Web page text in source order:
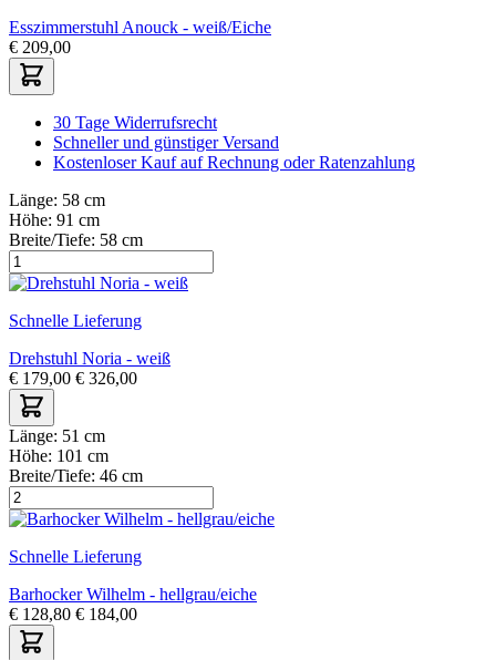
Esszimmerstuhl Anouck - weiß/Eiche
€ 209,00
30 Tage Widerrufsrecht
Schneller und günstiger Versand
Kostenloser Kauf auf Rechnung oder Ratenzahlung
Länge: 58 cm
Höhe: 91 cm
Breite/Tiefe: 58 cm
Schnelle Lieferung
Drehstuhl Noria - weiß
€ 179,00 € 326,00
Länge: 51 cm
Höhe: 101 cm
Breite/Tiefe: 46 cm
Schnelle Lieferung
Barhocker Wilhelm - hellgrau/eiche
€ 128,80 € 184,00